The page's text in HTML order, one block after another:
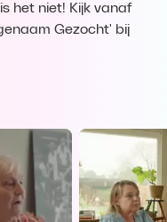
het niet! Kijk vanaf
Gezocht' bij